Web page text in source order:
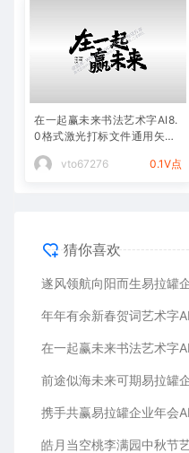
在一起赢未来书法艺术字AI8.
0格式激光打标文件通用矢量
vto67276
0.1V点
猜你喜欢